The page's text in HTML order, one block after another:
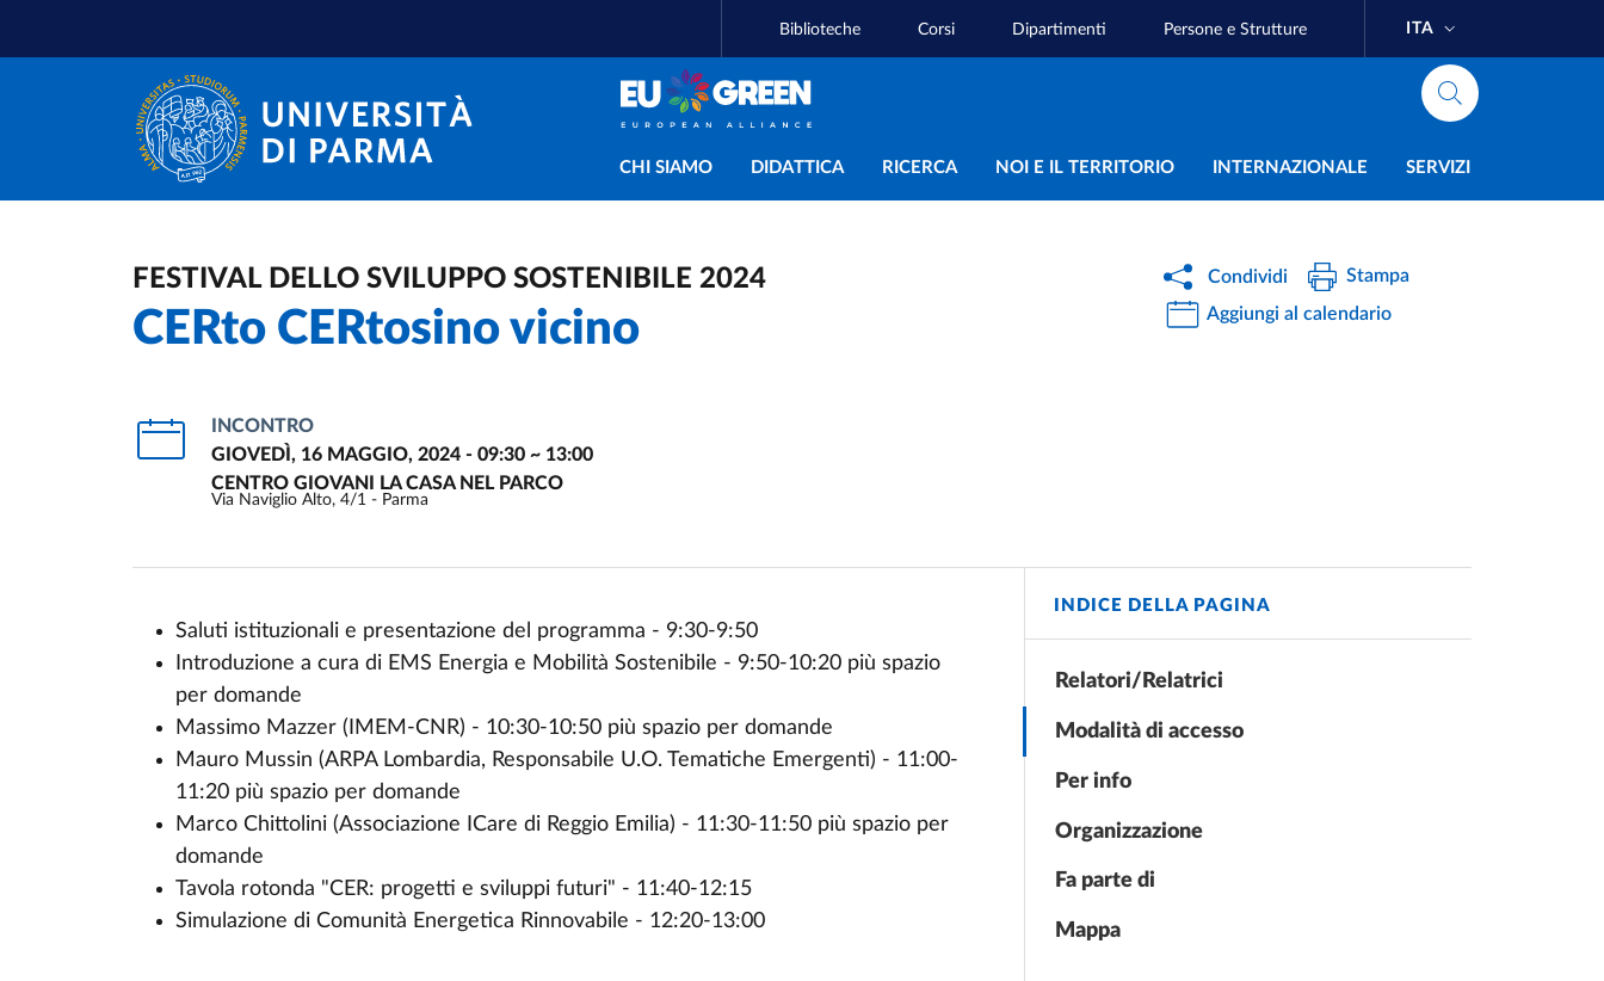
Biblioteche Corsi Dipartimenti Persone e Strutture ITA
Navigazione principale
CHI SIAMO DIDATTICA RICERCA NOI E IL TERRITORIO INTERNAZIONALE SERVIZI
FESTIVAL DELLO SVILUPPO SOSTENIBILE 2024
CERto CERtosino vicino
INCONTRO
GIOVEDÌ, 16 MAGGIO, 2024 - 09:30 ~ 13:00
CENTRO GIOVANI LA CASA NEL PARCO
Via Naviglio Alto, 4/1 - Parma
Condividi
Stampa
Aggiungi al calendario
INDICE DELLA PAGINA
Relatori/Relatrici
Modalità di accesso
Per info
Organizzazione
Fa parte di
Mappa
Event description
Saluti istituzionali e presentazione del programma - 9:30-9:50
Introduzione a cura di EMS Energia e Mobilità Sostenibile - 9:50-10:20 più spazio
per domande
Massimo Mazzer (IMEM-CNR) - 10:30-10:50 più spazio per domande
Mauro Mussin (ARPA Lombardia, Responsabile U.O. Tematiche Emergenti) - 11:00-
11:20 più spazio per domande
Marco Chittolini (Associazione ICare di Reggio Emilia) - 11:30-11:50 più spazio per
domande
Tavola rotonda "CER: progetti e sviluppi futuri" - 11:40-12:15
Simulazione di Comunità Energetica Rinnovabile - 12:20-13:00